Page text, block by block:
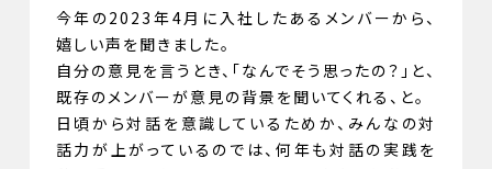
今年の2023年4月に入社したあるメンバーから、
嬉しい声を聞きました。
自分の意見を言うとき、「なんでそう思ったの？」と、
既存のメンバーが意見の背景を聞いてくれる、と。
日頃から対話を意識しているためか、みんなの対
話力が上がっているのでは、何年も対話の実践を